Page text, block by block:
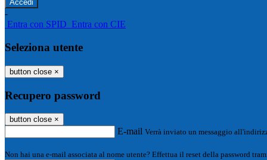
-
Entra con SPID Entra con CIE
Seleziona utente
button close ×
Recupero password
button close ×
E-mail Verrà inviato un messaggio
Non hai una e-mail associata al nome utente? Effettua il reset della password